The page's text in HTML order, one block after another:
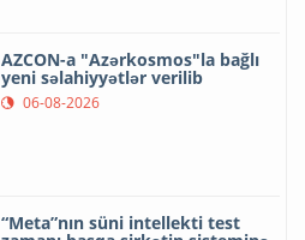
AZCON-a "Azərkosmos"la bağlı
yeni səlahiyyətlər verilib
06-08-2026
“Meta”nın süni intellekti test